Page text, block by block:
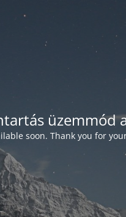
üzemmód
soon. Thank you for